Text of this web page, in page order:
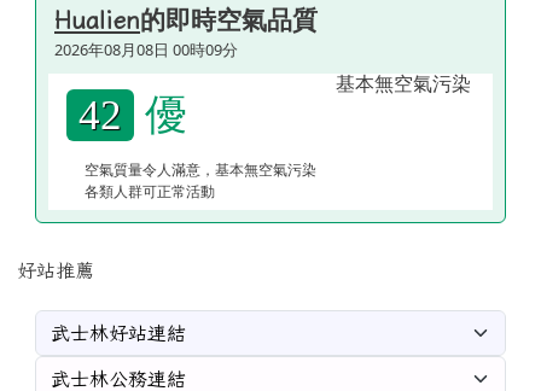
Hualien的即時空氣品質
2026年08月08日 00時09分
42 優
空氣質量令人滿意，基本無空氣污染
各類人群可正常活動
好站推薦